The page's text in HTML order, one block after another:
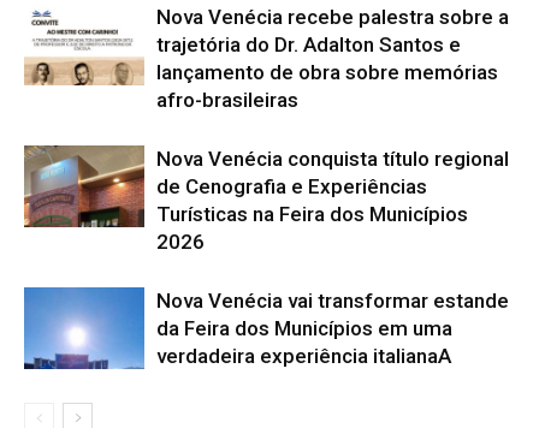
Nova Venécia recebe palestra sobre a
trajetória do Dr. Adalton Santos e
lançamento de obra sobre memórias
afro-brasileiras
Nova Venécia conquista título regional
de Cenografia e Experiências
Turísticas na Feira dos Municípios
2026
Nova Venécia vai transformar estande
da Feira dos Municípios em uma
verdadeira experiência italianaA